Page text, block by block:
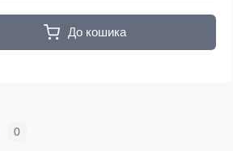
До кошика
0